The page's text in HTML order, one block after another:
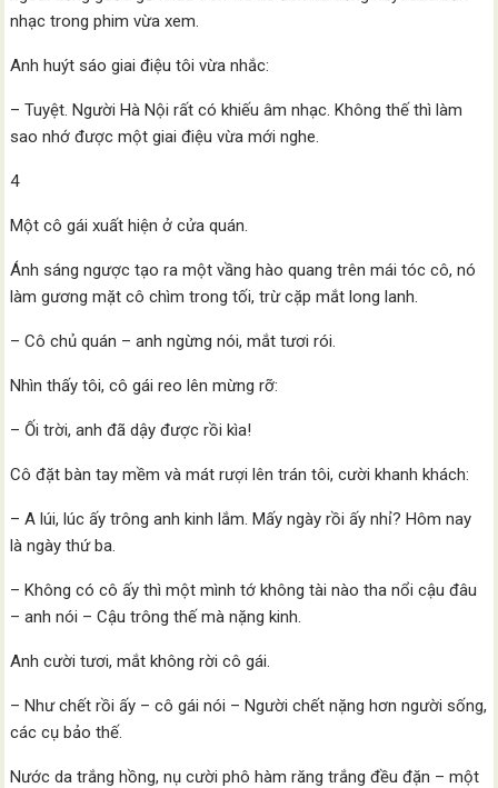
nhạc trong phim vừa xem.
Anh huýt sáo giai điệu tôi vừa nhắc:
– Tuyệt. Người Hà Nội rất có khiếu âm nhạc. Không thế thì làm
sao nhớ được một giai điệu vừa mới nghe.
4
Một cô gái xuất hiện ở cửa quán.
Ánh sáng ngược tạo ra một vầng hào quang trên mái tóc cô, nó
làm gương mặt cô chìm trong tối, trừ cặp mắt long lanh.
– Cô chủ quán – anh ngừng nói, mắt tươi rói.
Nhìn thấy tôi, cô gái reo lên mừng rỡ:
– Ối trời, anh đã dậy được rồi kìa!
Cô đặt bàn tay mềm và mát rượi lên trán tôi, cười khanh khách:
– A lúi, lúc ấy trông anh kinh lắm. Mấy ngày rồi ấy nhỉ? Hôm nay
là ngày thứ ba.
– Không có cô ấy thì một mình tớ không tài nào tha nổi cậu đâu
– anh nói – Cậu trông thế mà nặng kinh.
Anh cười tươi, mắt không rời cô gái.
– Như chết rồi ấy – cô gái nói – Người chết nặng hơn người sống,
các cụ bảo thế.
Nước da trắng hồng, nụ cười phô hàm răng trắng đều đặn – một